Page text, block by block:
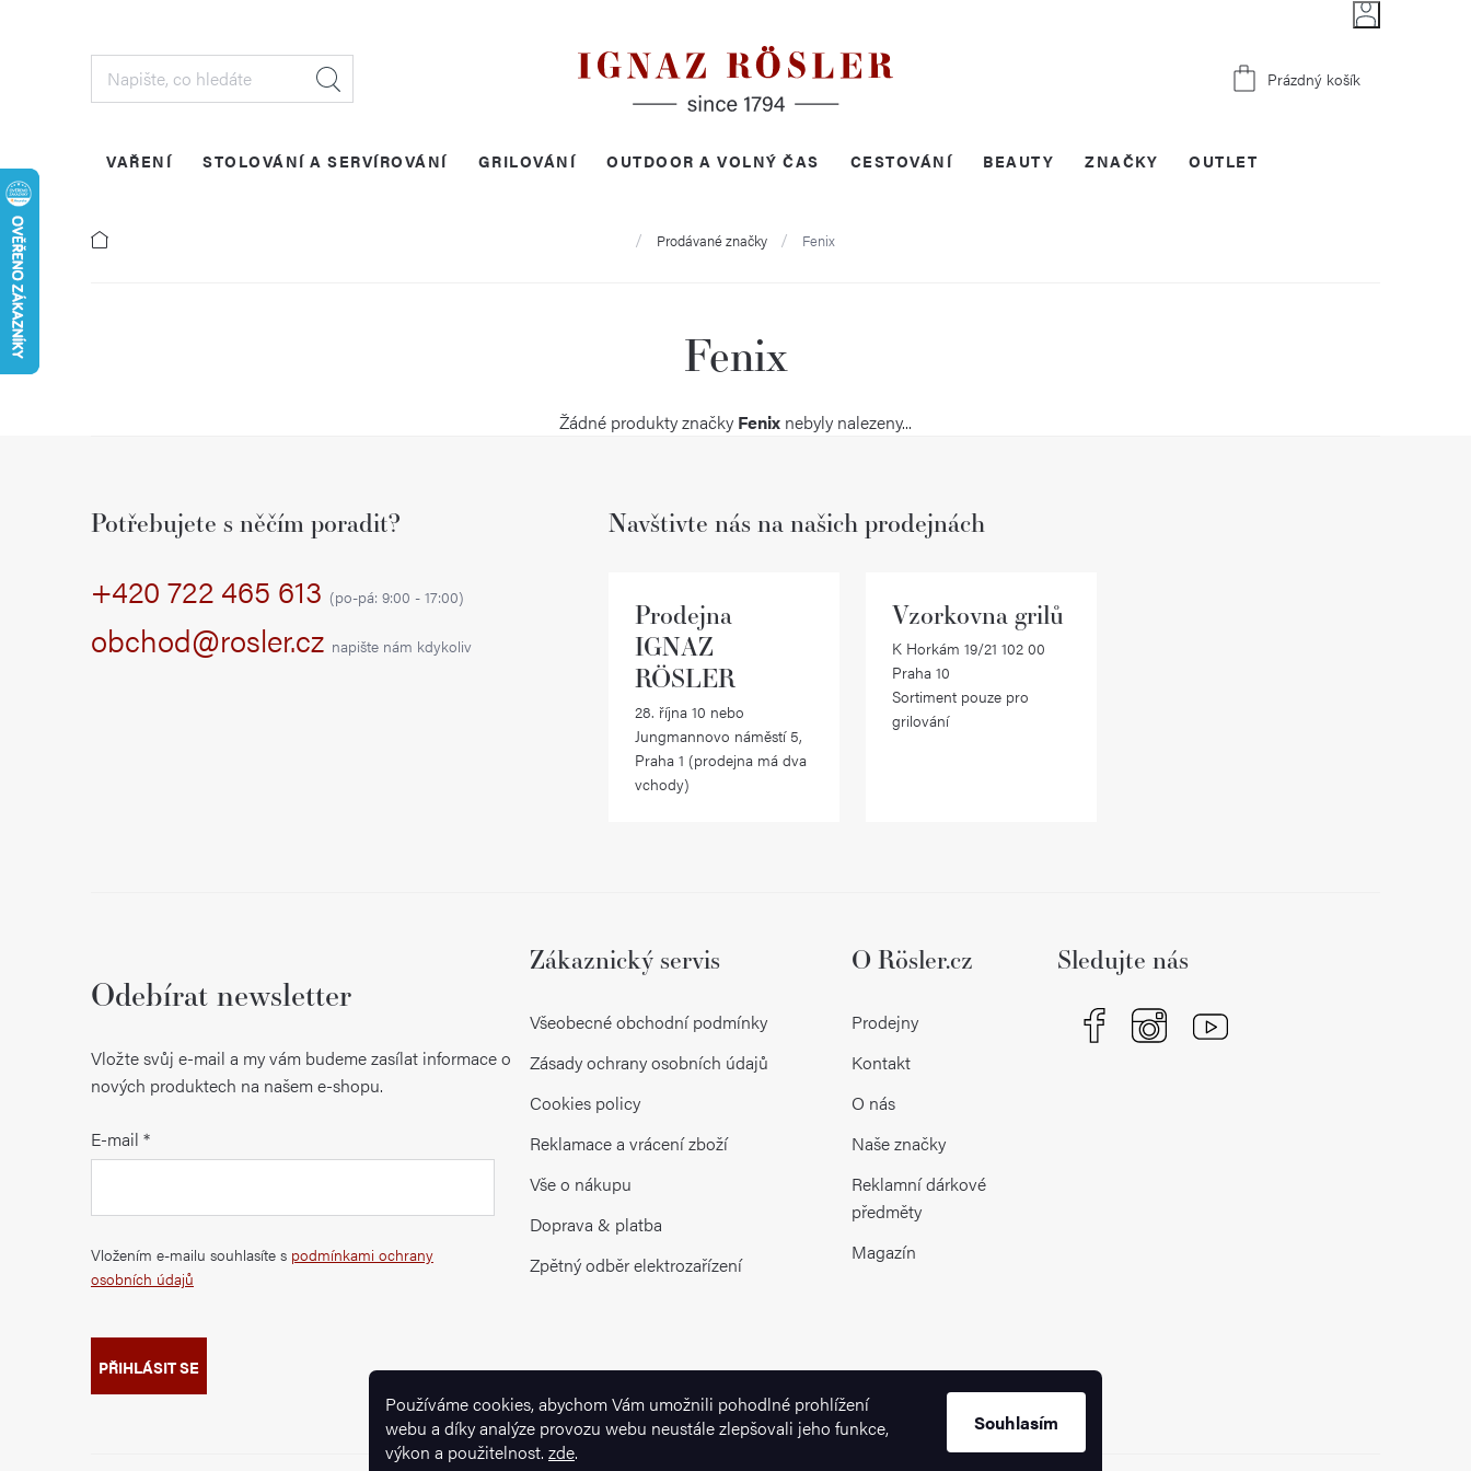
Používáme cookies, abychom Vám umožnili pohodlné prohlížení
webu a díky analýze provozu webu neustále zlepšovali jeho funkce,
výkon a použitelnost. zde.
Souhlasím
Nákupní
Prázdný košík
VAŘENÍ STOLOVÁNÍ A SERVÍROVÁNÍ GRILOVÁNÍ OUTDOOR A VOLNÝ ČAS CESTOVÁNÍ BEAUTY OUTLET
ZNAČKY
Domů Prodávané značky Fenix
Fenix
Žádné produkty značky Fenix nebyly nalezeny...
Potřebujete s něčím poradit?
+420 722 465 613 (po-pá: 9:00 - 17:00)
obchod@rosler.cz napište nám kdykoliv
Navštivte nás na našich prodejnách
Prodejna
IGNAZ
RÖSLER
28. října 10 nebo
Jungmannovo náměstí 5,
Praha 1 (prodejna má dva
vchody)
Vzorkovna grilů
K Horkám 19/21 102 00
Praha 10
Sortiment pouze pro
grilování
Odebírat newsletter
Vložte svůj e-mail a my vám budeme zasílat informace o
nových produktech na našem e-shopu.
E-mail
Vložením e-mailu souhlasíte s podmínkami ochrany
osobních údajů
PŘIHLÁSIT SE
Zákaznický servis
Všeobecné obchodní podmínky
Zásady ochrany osobních údajů
Cookies policy
Reklamace a vrácení zboží
Vše o nákupu
Doprava & platba
Zpětný odběr elektrozařízení
O Rösler.cz
Prodejny
Kontakt
O nás
Naše značky
Reklamní dárkové
předměty
Magazín
Sledujte nás